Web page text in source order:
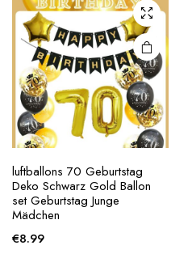
luftballons 70 Geburtstag
Deko Schwarz Gold Ballon
set Geburtstag Junge
Mädchen
€8.99